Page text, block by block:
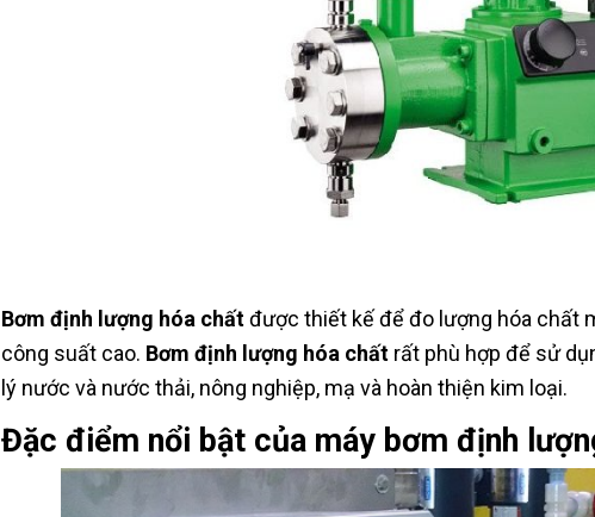
Bơm định lượng hóa chấtđược thiết kế để đo lượng hóa chất
công suất cao. Bơm định lượng hóa chấtrất phù hợp để sử
lý nước và nước thải, nông nghiệp, mạ và hoàn thiện kim loại.
Đặc điểm nổi bật của máy bơm định